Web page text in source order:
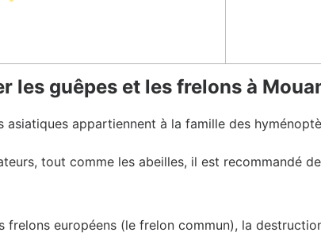
les guêpes et les frelons à
asiatiques appartiennent à la famille des
tout comme les abeilles, il est recommandé
frelons européens (le frelon commun), la